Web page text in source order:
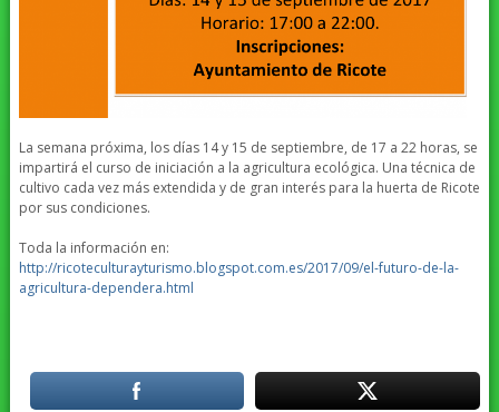
La semana próxima, los días 14 y 15 de septiembre, de 17 a 22 horas, se
impartirá el curso de iniciación a la agricultura ecológica. Una técnica de
cultivo cada vez más extendida y de gran interés para la huerta de Ricote
por sus condiciones.
Toda la información en:
http://ricoteculturayturismo.blogspot.com.es/2017/09/el-futuro-de-la-
agricultura-dependera.html